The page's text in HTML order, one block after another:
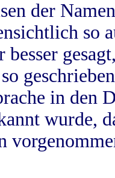
der
so
besser
in
wurde,